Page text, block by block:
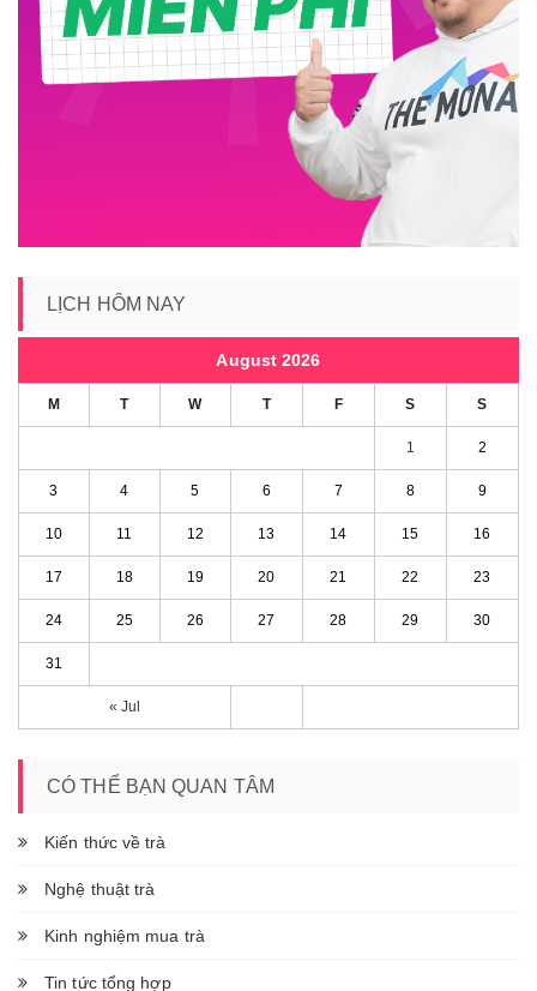
LỊCH HÔM NAY
August 2026
M T W T F S S
« Jul
1 2
3 4 5 6 7 8 9
10 11 12 13 14 15 16
17 18 19 20 21 22 23
24 25 26 27 28 29 30
31
CÓ THỂ BẠN QUAN TÂM
Kiến thức về trà
Nghệ thuật trà
Kinh nghiệm mua trà
Tin tức tổng hợp